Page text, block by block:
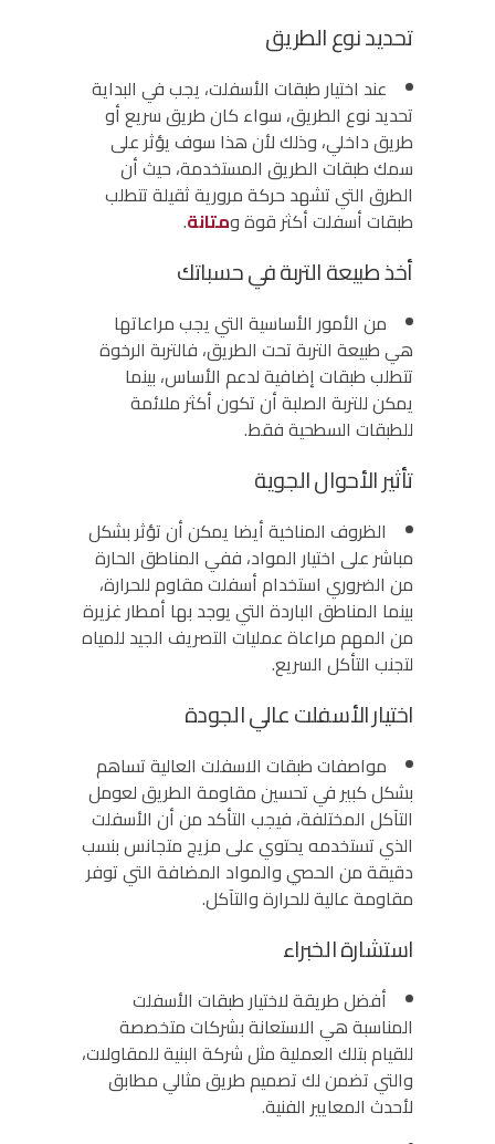
تحديد نوع الطريق
عند اختيار طبقات الأسفلت، يجب في البداية
تحديد نوع الطريق، سواء كان طريق سريع أو
طريق داخلي، وذلك لأن هذا سوف يؤثر على
سمك طبقات الطريق المستخدمة، حيث أن
الطرق التي تشهد حركة مرورية ثقيلة تتطلب
طبقات أسفلت أكثر قوة ومتانة.
أخذ طبيعة التربة في حسباتك
من الأمور الأساسية التي يجب مراعاتها
هي طبيعة التربة تحت الطريق، فالتربة الرخوة
تتطلب طبقات إضافية لدعم الأساس، بينما
يمكن للتربة الصلبة أن تكون أكثر ملائمة
للطبقات السطحية فقط.
تأثير الأحوال الجوية
الظروف المناخية أيضا يمكن أن تؤثر بشكل
مباشر على اختيار المواد، ففي المناطق الحارة
من الضروري استخدام أسفلت مقاوم للحرارة،
بينما المناطق الباردة التي يوجد بها أمطار غزيرة
من المهم مراعاة عمليات التصريف الجيد للمياه
لتجنب التأكل السريع.
اختيار الأسفلت عالي الجودة
مواصفات طبقات الاسفلت العالية تساهم
بشكل كبير في تحسين مقاومة الطريق لعومل
التآكل المختلفة، فيجب التأكد من أن الأسفلت
الذي تستخدمه يحتوي على مزيج متجانس بنسب
دقيقة من الحصي والمواد المضافة التي توفر
مقاومة عالية للحرارة والتآكل.
استشارة الخبراء
أفضل طريقة لاختيار طبقات الأسفلت
المناسبة هي الاستعانة بشركات متخصصة
للقيام بتلك العملية مثل شركة البنية للمقاولات،
والتي تضمن لك تصميم طريق مثالي مطابق
لأحدث المعايير الفنية.